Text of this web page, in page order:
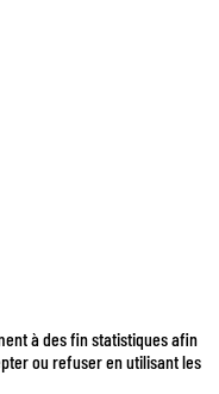
à des fin statistiques afin
ou refuser en utilisant les